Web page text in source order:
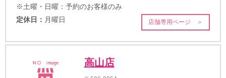
※土曜・日曜：予約のお客様のみ
定休日： 月曜日 店舗専用ページ ＞
高山店